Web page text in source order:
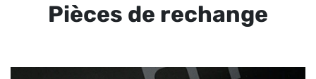
Pièces de rechange